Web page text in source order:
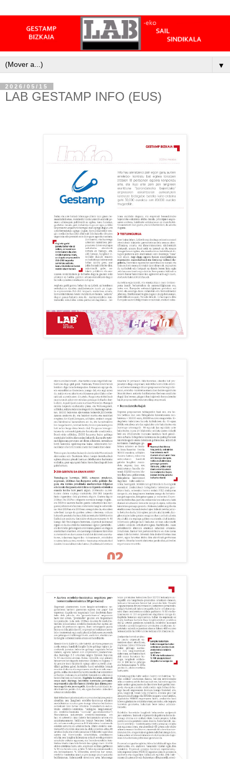
▼
2026/05/15
LAB GESTAMP INFO (EUS)